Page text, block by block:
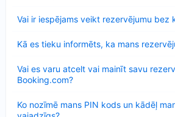
Vai ir iespējams veikt rezervējumu bez
Kā es tieku informēts, ka mans
Vai es varu atcelt vai mainīt savu
Booking.com?
Ko nozīmē mans PIN kods un kādēļ